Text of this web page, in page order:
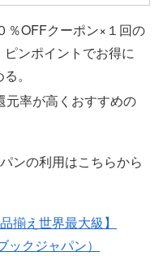
％OFFクーポン×１回の
ンポイントでお得に
。
元率が高くおすすめの
ンの利用はこちらから
揃え世界最大級】
クジャパン）